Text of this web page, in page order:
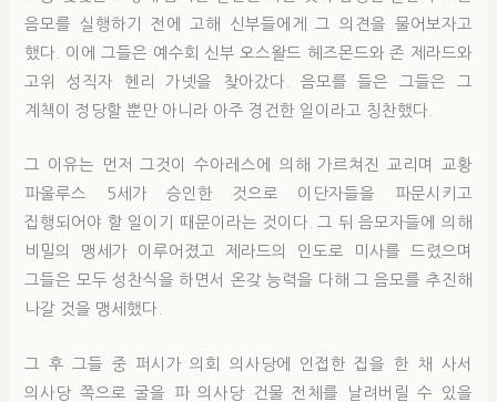
음모를 실행하기 전에 고해 신부들에게 그 의견을 물어보자고
했다. 이에 그들은 예수회 신부 오스왈드 헤즈몬드와 존 제라드와
고위 성직자 헨리 가넷을 찾아갔다. 음모를 들은 그들은 그
계책이 정당할 뿐만 아니라 아주 경건한 일이라고 칭찬했다.
그 이유는 먼저 그것이 수아레스에 의해 가르쳐진 교리며 교황
파울루스 5세가 승인한 것으로 이단자들을 파문시키고
집행되어야 할 일이기 때문이라는 것이다. 그 뒤 음모자들에 의해
비밀의 맹세가 이루어졌고 제라드의 인도로 미사를 드렸으며
그들은 모두 성찬식을 하면서 온갖 능력을 다해 그 음모를 추진해
나갈 것을 맹세했다.
그 후 그들 중 퍼시가 의회 의사당에 인접한 집을 한 채 사서
의사당 쪽으로 굴을 파 의사당 건물 전체를 날려버릴 수 있을